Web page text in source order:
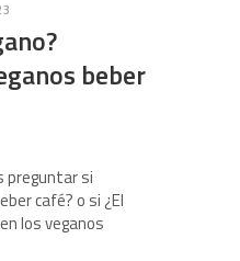
beber
preguntar si
café? o si ¿El
los veganos